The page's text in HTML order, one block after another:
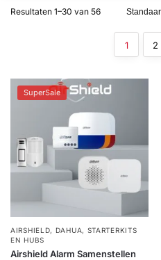
Alarmsystemen
Intercom
Branddetectie
Inbraakbeveiliging
Merken
Outlet
Resultaten 1–30 van 56
1 2
SuperSale
AIRSHIELD, DAHUA, STARTERKITS
EN HUBS
Airshield Alarm Samenstellen